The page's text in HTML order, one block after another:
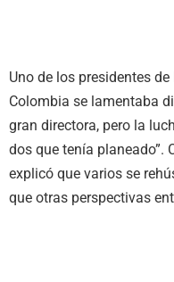
Uno de los presidentes
Colombia se lamentaba
gran directora, pero la
dos que tenía planeado”.
explicó que varios se
que otras perspectivas